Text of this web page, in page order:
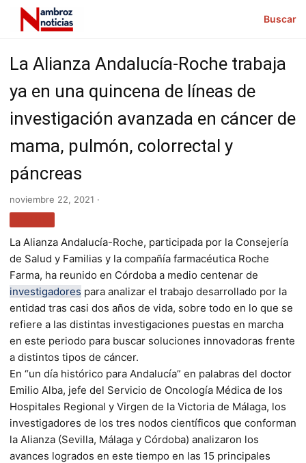
Buscar
La Alianza Andalucía-Roche trabaja
ya en una quincena de líneas de
investigación avanzada en cáncer de
mama, pulmón, colorrectal y
páncreas
noviembre 22, 2021 ·
La Alianza Andalucía-Roche, participada por la Consejería
de Salud y Familias y la compañía farmacéutica Roche
Farma, ha reunido en Córdoba a medio centenar de
investigadores para analizar el trabajo desarrollado por la
entidad tras casi dos años de vida, sobre todo en lo que se
refiere a las distintas investigaciones puestas en marcha
en este periodo para buscar soluciones innovadoras frente
a distintos tipos de cáncer.
En “un día histórico para Andalucía” en palabras del doctor
Emilio Alba, jefe del Servicio de Oncología Médica de los
Hospitales Regional y Virgen de la Victoria de Málaga, los
investigadores de los tres nodos científicos que conforman
la Alianza (Sevilla, Málaga y Córdoba) analizaron los
avances logrados en este tiempo en las 15 principales